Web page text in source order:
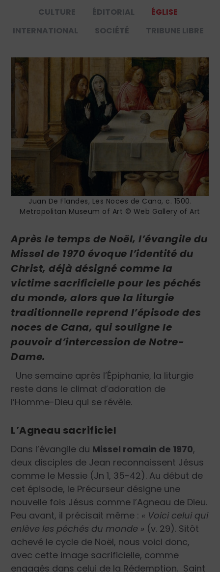
CULTURE
ÉDITORIAL
ÉGLISE
INTERNATIONAL
SOCIÉTÉ TRIBUNE LIBRE
Juan De Flandes, Les Noces de Cana, c. 1500.
Metropolitan Museum of Art © Web Gallery of Art
Après le temps de Noël, l’évangile du
Missel de 1970 évoque l’identité du
Christ, déjà désigné comme la
victime sacrificielle pour les péchés
du monde, alors que la liturgie
traditionnelle reprend l’épisode des
noces de Cana, qui souligne le
pouvoir d’intercession de Notre-
Dame.
Une semaine après l’Épiphanie, la liturgie
reste dans le climat d’adoration de
l’Homme-Dieu qui se révèle.
L’Agneau sacrificiel
Dans l’évangile du Missel romain de 1970,
deux disciples de Jean reconnaissent Jésus
comme le Messie (Jn 1, 35-42). Au début de
cet épisode, le Précurseur désigne une
nouvelle fois Jésus comme l’Agneau de Dieu.
Peu avant, il précisait même : « Voici celui qui
enlève les péchés du monde » (v. 29). Sitôt
achevé le cycle de Noël, nous voici donc,
avec cette image sacrificielle, comme
engagés dans celui de la Rédemption. Saint